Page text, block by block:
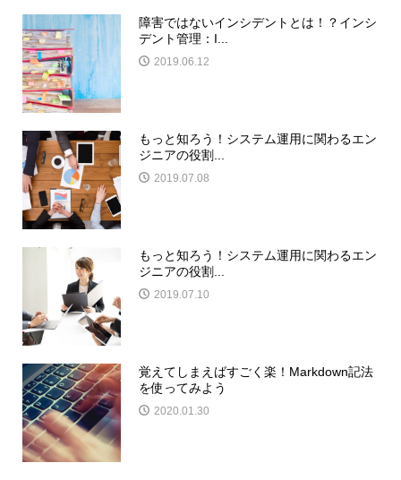
障害ではないインシデントとは！？インシ
デント管理：I...
2019.06.12
もっと知ろう！システム運用に関わるエン
ジニアの役割...
2019.07.08
もっと知ろう！システム運用に関わるエン
ジニアの役割...
2019.07.10
覚えてしまえばすごく楽！Markdown記法
を使ってみよう
2020.01.30